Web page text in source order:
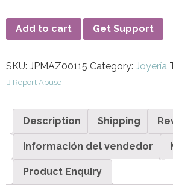
Add to cart Get Support
SKU: JPMAZ00115 Category: Joyería
Report Abuse
Description Shipping
Información del vendedor
Product Enquiry